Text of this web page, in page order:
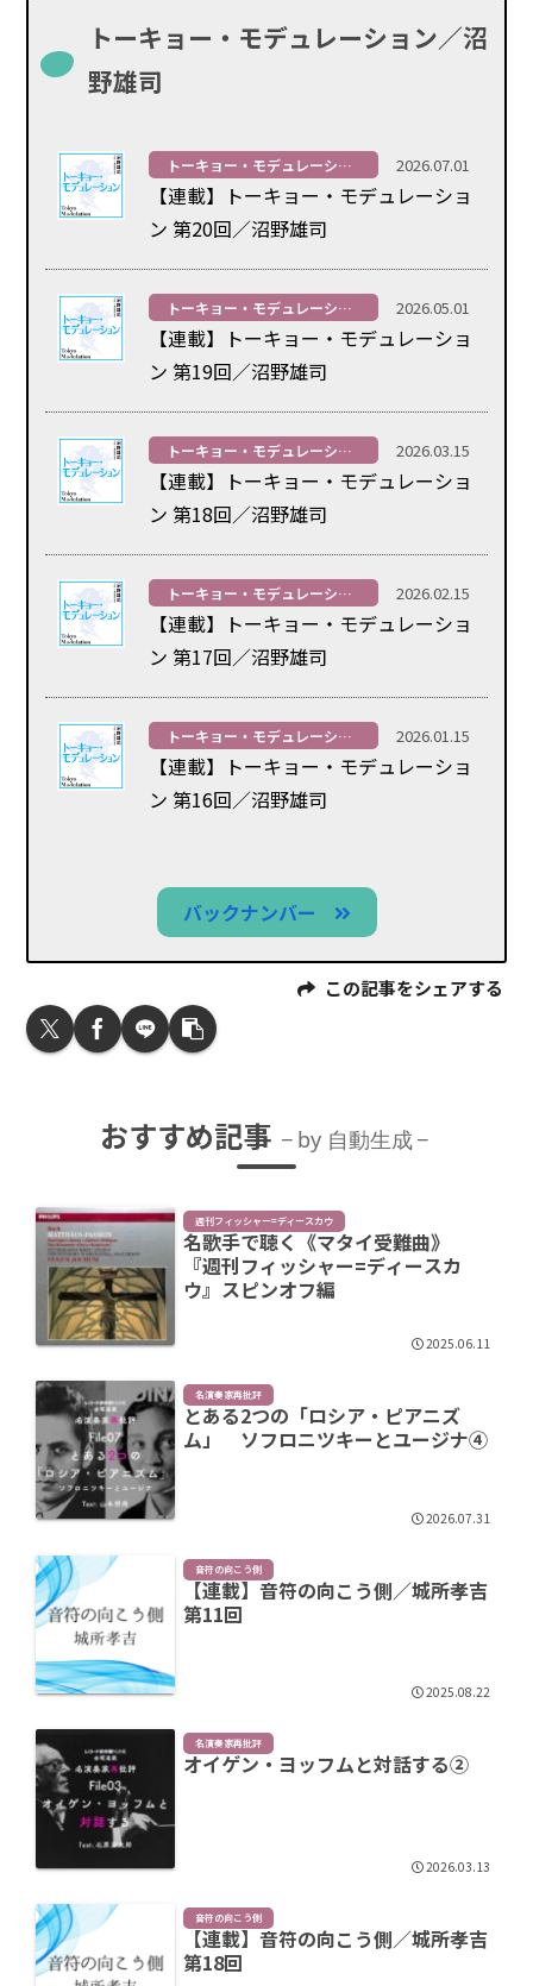
トーキョー・モデュレーション／沼
野雄司
トーキョー・モデュレーション 2026.07.01
【連載】トーキョー・モデュレーショ
ン 第20回／沼野雄司
トーキョー・モデュレーション 2026.05.01
【連載】トーキョー・モデュレーショ
ン 第19回／沼野雄司
トーキョー・モデュレーション 2026.03.15
【連載】トーキョー・モデュレーショ
ン 第18回／沼野雄司
トーキョー・モデュレーション 2026.02.15
【連載】トーキョー・モデュレーショ
ン 第17回／沼野雄司
トーキョー・モデュレーション 2026.01.15
【連載】トーキョー・モデュレーショ
ン 第16回／沼野雄司
バックナンバー
この記事をシェアする
おすすめ記事 by 自動生成
週刊フィッシャー=ディースカウ
名歌手で聴く《マタイ受難曲》
『週刊フィッシャー=ディースカ
ウ』スピンオフ編
2025.06.11
名演奏家再批評
とある2つの「ロシア・ピアニズ
ム」 ソフロニツキーとユージナ④
2026.07.31
音符の向こう側
【連載】音符の向こう側／城所孝吉
第11回
2025.08.22
名演奏家再批評
オイゲン・ヨッフムと対話する②
2026.03.13
音符の向こう側
【連載】音符の向こう側／城所孝吉
第18回